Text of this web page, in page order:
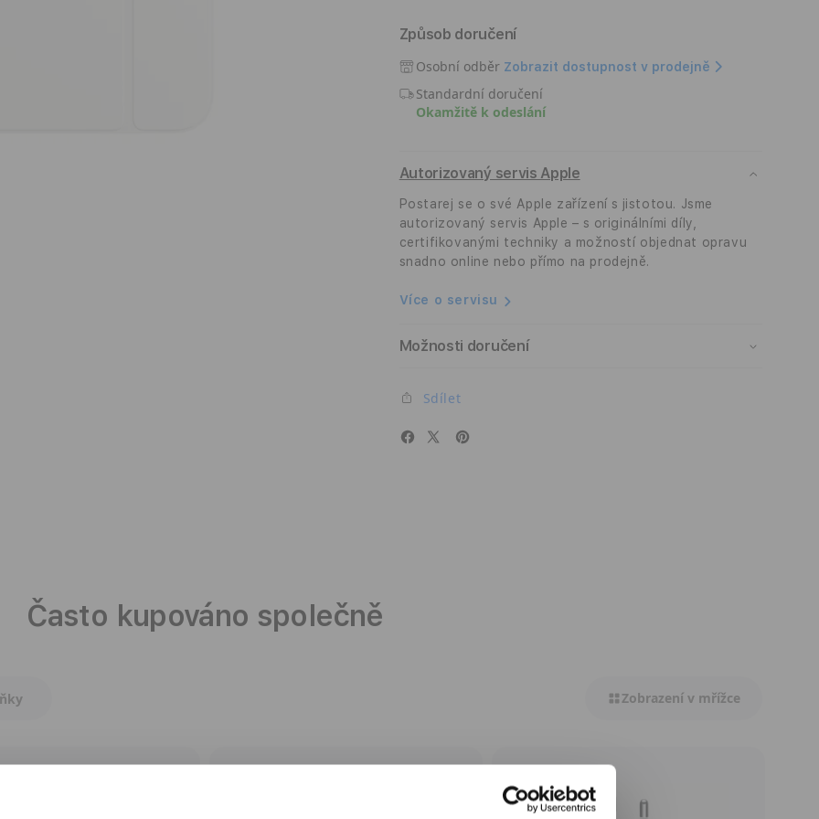
Apple
Smart
na
iPad
bílé
Smart
na
iPad
bílé
Způsob doručení
Osobní odběr Zobrazit dostupnost v prodejně
Standardní doručení
Okamžitě k odeslání
Autorizovaný servis Apple
Postarej se o své Apple zařízení s jistotou. Jsme
autorizovaný servis Apple – s originálními díly,
certifikovanými techniky a možností objednat opravu
snadno online nebo přímo na prodejně.
Více o servisu
Možnosti doručení
Sdílet
Často kupováno společně
Zobrazení v mřížce